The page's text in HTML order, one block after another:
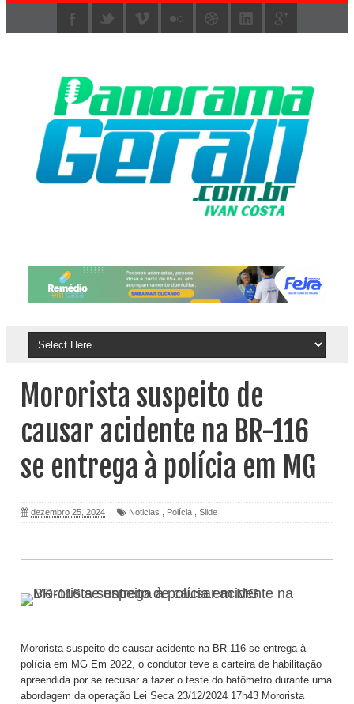
Mororista suspeito de
causar acidente na BR-116
se entrega à polícia em MG
dezembro 25, 2024 Noticias Polícia Slide
Mororista suspeito de causar acidente na BR-116 se entrega à
polícia em MG Em 2022, o condutor teve a carteira de habilitação
apreendida por se recusar a fazer o teste do bafômetro durante uma
abordagem da operação Lei Seca 23/12/2024 17h43 Mororista